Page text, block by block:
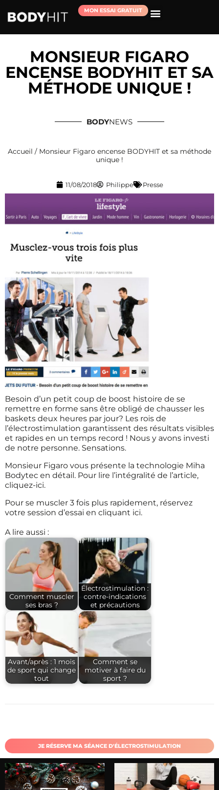
MON ESSAI GRATUIT
MONSIEUR FIGARO
ENCENSE BODYHIT ET SA
MÉTHODE UNIQUE !
BODYNEWS
Accueil / Monsieur Figaro encense BODYHIT et sa méthode
unique !
11/08/2018 Philippe Presse
Besoin d’un petit coup de boost histoire de se
remettre en forme sans être obligé de chausser les
baskets deux heures par jour? Les rois de
l’électrostimulation garantissent des résultats visibles
et rapides en un temps record ! Nous y avons investi
de notre personne. Sensations.
Monsieur Figaro vous présente la technologie Miha
Bodytec en détail. Pour lire l’intégralité de l’article,
cliquez-ici.
Pour se muscler 3 fois plus rapidement, réservez
votre session d’essai en cliquant ici.
A lire aussi :
Comment muscler
ses bras ?
Électrostimulation :
contre-indications
et précautions
Avant/après : 1 mois
de sport qui change
tout
Comment se
motiver à faire du
sport ?
JE RÉSERVE MA SÉANCE D'ÉLECTROSTIMULATION